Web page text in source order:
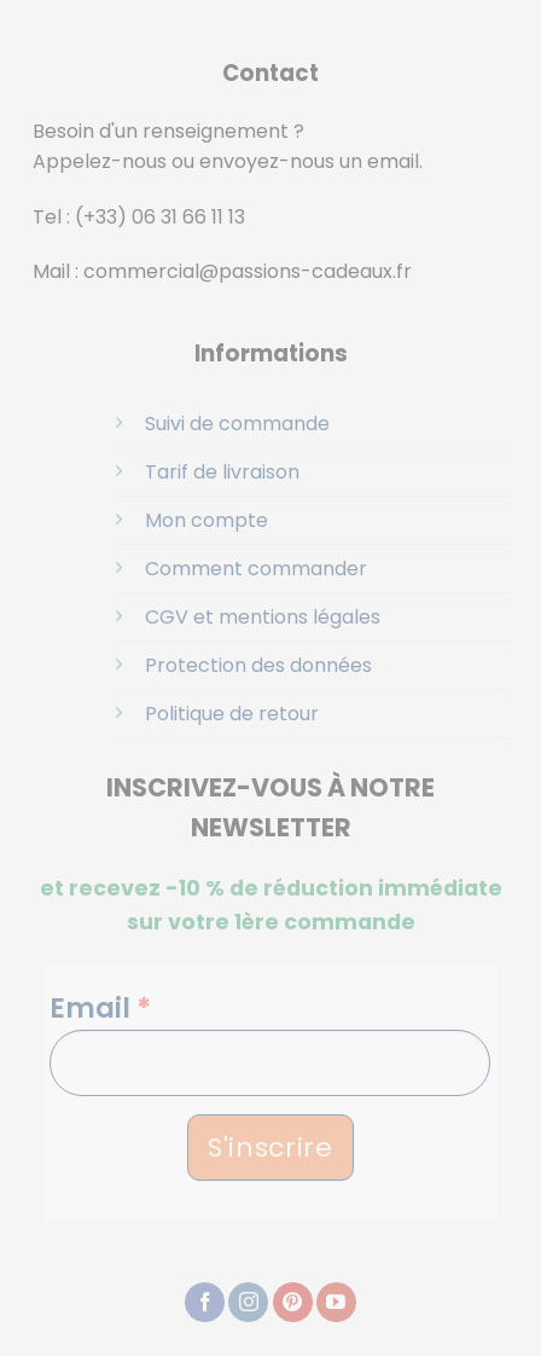
Contact
Besoin d'un renseignement ?
Appelez-nous ou envoyez-nous un email.
Tel : (+33) 06 31 66 11 13
Mail : commercial@passions-cadeaux.fr
Informations
Suivi de commande
Tarif de livraison
Mon compte
Comment commander
CGV et mentions légales
Protection des données
Politique de retour
INSCRIVEZ-VOUS À NOTRE
NEWSLETTER
et recevez -10 % de réduction immédiate
sur votre 1ère commande
NEWSLETTERS
Email *
S'inscrire